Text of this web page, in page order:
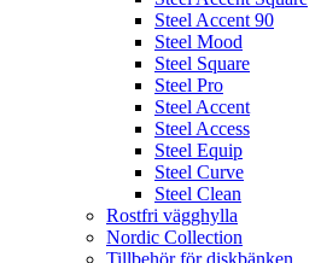
Steel Accent 90
Steel Mood
Steel Square
Steel Pro
Steel Accent
Steel Access
Steel Equip
Steel Curve
Steel Clean
Rostfri vägghylla
Nordic Collection
Tillbehör för diskbänken